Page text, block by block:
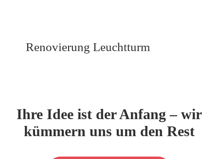
Renovierung Leuchtturm
Ihre Idee ist der Anfang – wir
kümmern uns um den Rest